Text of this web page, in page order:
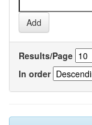
Results/Page
In order